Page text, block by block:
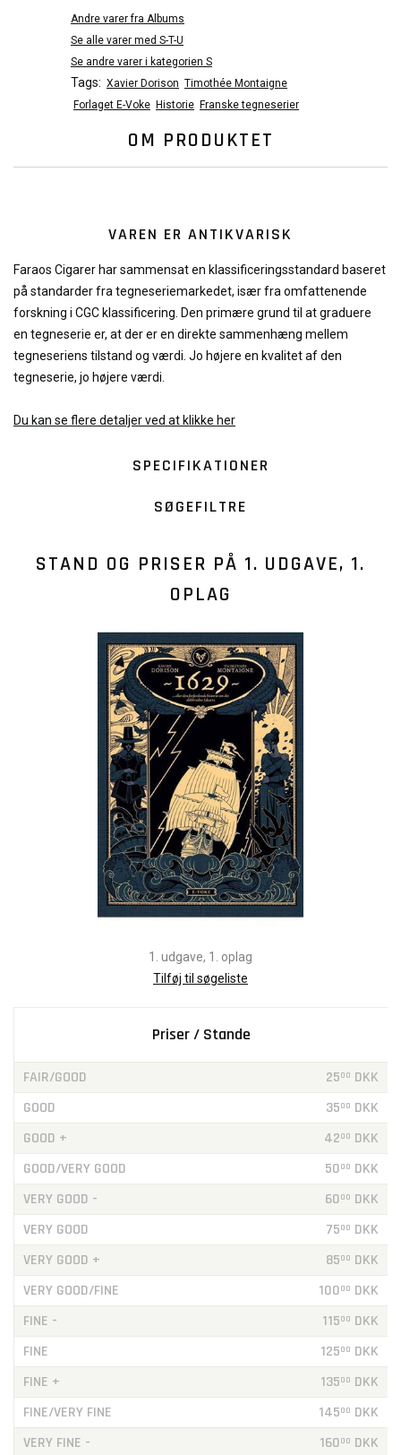
Andre varer fra Albums
Se alle varer med S-T-U
Se andre varer i kategorien S
Tags: Xavier Dorison Timothée Montaigne
Forlaget E-Voke Historie Franske tegneserier
OM PRODUKTET
VAREN ER ANTIKVARISK
Faraos Cigarer har sammensat en klassificeringsstandard baseret
på standarder fra tegneseriemarkedet, især fra omfattenende
forskning i CGC klassificering. Den primære grund til at graduere
en tegneserie er, at der er en direkte sammenhæng mellem
tegneseriens tilstand og værdi. Jo højere en kvalitet af den
tegneserie, jo højere værdi.
Du kan se flere detaljer ved at klikke her
SPECIFIKATIONER
SØGEFILTRE
STAND OG PRISER PÅ 1. UDGAVE, 1.
OPLAG
1. udgave, 1. oplag
Tilføj til søgeliste
Priser / Stande
FAIR/GOOD 2500 DKK
GOOD
3500 DKK
GOOD +
4200 DKK
GOOD/VERY GOOD
5000 DKK
VERY GOOD -
6000 DKK
VERY GOOD
7500 DKK
VERY GOOD +
8500 DKK
VERY GOOD/FINE
10000 DKK
FINE -
11500 DKK
FINE
12500 DKK
FINE +
13500 DKK
FINE/VERY FINE
14500 DKK
VERY FINE -
16000 DKK